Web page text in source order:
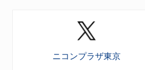
ニコンプラザ東京